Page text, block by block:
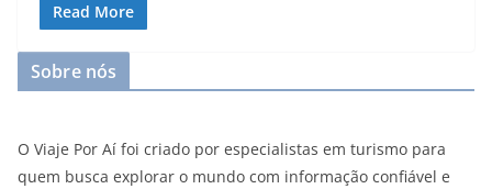
Read More
Sobre nós
O Viaje Por Aí foi criado por especialistas em turismo para
quem busca explorar o mundo com informação confiável e